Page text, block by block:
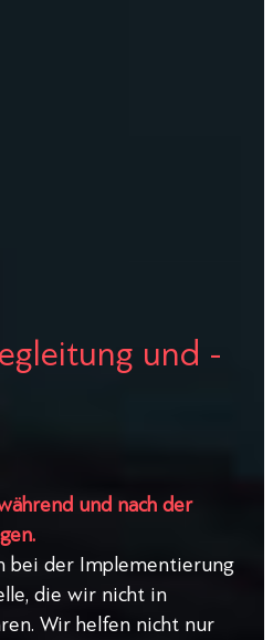
und -
und nach der
bei der Implementierung
die wir nicht in
Wir helfen nicht nur